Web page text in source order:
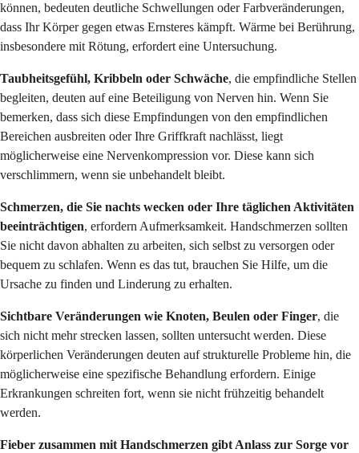
können, bedeuten deutliche Schwellungen oder Farbveränderungen,
dass Ihr Körper gegen etwas Ernsteres kämpft. Wärme bei Berührung,
insbesondere mit Rötung, erfordert eine Untersuchung.
Taubheitsgefühl, Kribbeln oder Schwäche, die empfindliche Stellen
begleiten, deuten auf eine Beteiligung von Nerven hin. Wenn Sie
bemerken, dass sich diese Empfindungen von den empfindlichen
Bereichen ausbreiten oder Ihre Griffkraft nachlässt, liegt
möglicherweise eine Nervenkompression vor. Diese kann sich
verschlimmern, wenn sie unbehandelt bleibt.
Schmerzen, die Sie nachts wecken oder Ihre täglichen Aktivitäten
beeinträchtigen, erfordern Aufmerksamkeit. Handschmerzen sollten
Sie nicht davon abhalten zu arbeiten, sich selbst zu versorgen oder
bequem zu schlafen. Wenn es das tut, brauchen Sie Hilfe, um die
Ursache zu finden und Linderung zu erhalten.
Sichtbare Veränderungen wie Knoten, Beulen oder Finger, die
sich nicht mehr strecken lassen, sollten untersucht werden. Diese
körperlichen Veränderungen deuten auf strukturelle Probleme hin, die
möglicherweise eine spezifische Behandlung erfordern. Einige
Erkrankungen schreiten fort, wenn sie nicht frühzeitig behandelt
werden.
Fieber zusammen mit Handschmerzen gibt Anlass zur Sorge vor